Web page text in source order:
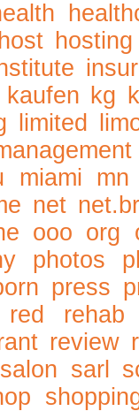
host hosting
kaufen kg
limited
miami mn
net net.br
ooo org
photos
press
red
rehab
review
salon sarl